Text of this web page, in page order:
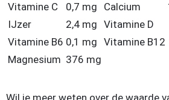
Vitamine C
0,7 mg Calcium
IJzer
2,4 mg Vitamine D
Vitamine B6 0,1 mg Vitamine B12
Magnesium 376 mg
Wil je meer weten over de waarde